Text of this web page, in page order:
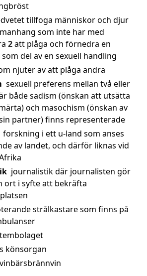
tillfoga människor och djur
som inte har med
2att plåga och förnedra en
del av en sexuell handling
njuter av att plåga andra
sexuell preferens mellan två eller
både sadism (önskan att utsätta
och masochism (önskan av
partner) finns representerade
forskning i ett u-land som anses
av landet, och därför liknas vid
journalistik där journalisten gör
ort i syfte att bekräfta
strålkastare som finns på
könsorgan